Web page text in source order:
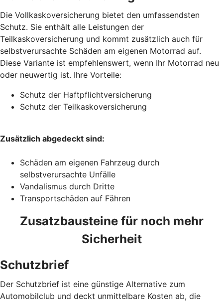
Die Vollkaskoversicherung bietet den umfassendsten
Schutz. Sie enthält alle Leistungen der
Teilkaskoversicherung und kommt zusätzlich auch für
selbstverursachte Schäden am eigenen Motorrad auf.
Diese Variante ist empfehlenswert, wenn Ihr Motorrad neu
oder neuwertig ist. Ihre Vorteile:
Schutz der Haftpflichtversicherung
Schutz der Teilkaskoversicherung
Zusätzlich abgedeckt sind:
Schäden am eigenen Fahrzeug durch
selbstverursachte Unfälle
Vandalismus durch Dritte
Transportschäden auf Fähren
Zusatzbausteine für noch mehr
Sicherheit
Schutzbrief
Der Schutzbrief ist eine günstige Alternative zum
Automobilclub und deckt unmittelbare Kosten ab, die